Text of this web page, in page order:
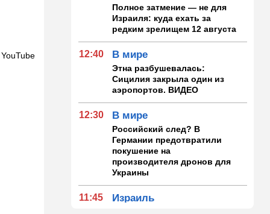
Полное затмение — не для
Израиля: куда ехать за
редким зрелищем 12 августа
12:40 В мире
Этна разбушевалась:
Сицилия закрыла один из
аэропортов. ВИДЕО
12:30 В мире
Российский след? В
Германии предотвратили
покушение на
производителя дронов для
Украины
11:45 Израиль